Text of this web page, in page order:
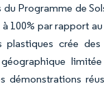
Programme de
100% par rapport
crée